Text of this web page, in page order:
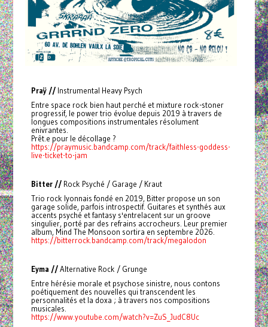
Praÿ //Instrumental Heavy Psych
Entre space rock bien haut perché et mixture rock-stoner
progressif, le power trio évolue depuis 2019 à travers de
longues compositions instrumentales résolument
enivrantes.
Prêt.e pour le décollage ?
https://praymusic.bandcamp.com/track/faithless-goddess-
live-ticket-to-jam
Bitter // Rock Psyché / Garage / Kraut
Trio rock lyonnais fondé en 2019, Bitter propose un son
garage solide, parfois introspectif. Guitares et synthés aux
accents psyché et fantasy s'entrelacent sur un groove
singulier, porté par des refrains accrocheurs. Leur premier
album, Mind The Monsoon sortira en septembre 2026.
https://bitterrock.bandcamp.com/track/megalodon
Eyma //Alternative Rock / Grunge
Entre hérésie morale et psychose sinistre, nous contons
poétiquement des nouvelles qui transcendent les
personnalités et la doxa ; à travers nos compositions
musicales.
https://www.youtube.com/watch?v=ZuS_JudC8Uc